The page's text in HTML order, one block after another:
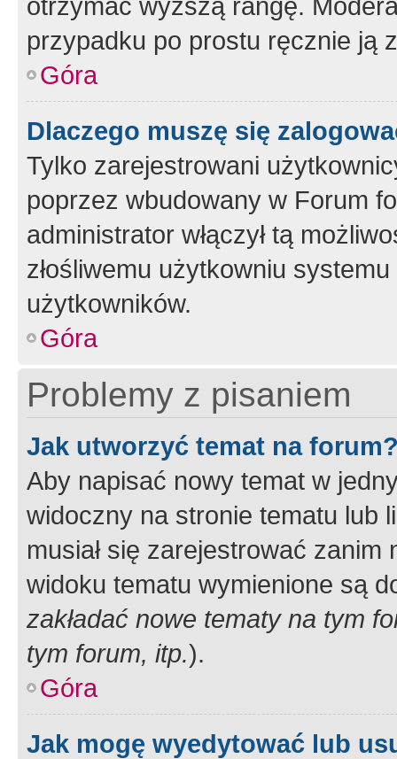
przypadku po prostu ręcznie ją
Góra
Dlaczego muszę się
Tylko zarejestrowani
poprzez wbudowany w Forum
administrator włączył tą
złośliwemu użytkowniu
użytkowników.
Góra
Problemy z pisaniem
Jak utworzyć temat na
Aby napisać nowy temat w
widoczny na stronie tematu lub
musiał się zarejestrować
widoku tematu wymienione są
zakładać nowe tematy na tym
tym forum, itp.).
Góra
Jak mogę wyedytować lub